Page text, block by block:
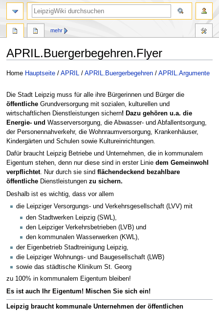
APRIL.Buergerbegehren.Flyer
Zur
springen
Zur
springen
Home Hauptseite/ APRIL / APRIL.Buergerbegehren/ APRIL.Argumente
Die Stadt Leipzig muss für alle ihre Bürgerinnen und Bürger die
öffentlicheGrundversorgung mit sozialen, kulturellen und
wirtschaftlichen Dienstleistungen sichern! Dazu gehören u.a. die
Energie- und Wasserversorgung, die Abwasser- und Abfallentsorgung,
der Personennahverkehr, die Wohnraumversorgung, Krankenhäuser,
Kindergärten und Schulen sowie Kultureinrichtungen.
Dafür braucht Leipzig Betriebe und Unternehmen, die in kommunalem
Eigentum stehen, denn nur diese sind in erster Linie dem Gemeinwohl
verpflichtet. Nur durch sie sind flächendeckend bezahlbare
öffentlicheDienstleistungenzu sichern.
Deshalb ist es wichtig, dass vor allem
die Leipziger Versorgungs- und Verkehrsgesellschaft (LVV) mit
den Stadtwerken Leipzig (SWL),
den Leipziger Verkehrsbetrieben (LVB) und
den kommunalen Wasserwerken (KWL),
der Eigenbetrieb Stadtreinigung Leipzig,
die Leipziger Wohnungs- und Baugesellschaft (LWB)
sowie das städtische Klinikum St. Georg
zu 100% in kommunalem Eigentum bleiben!
Es ist auch Ihr Eigentum! Mischen Sie sich ein!
Leipzig braucht kommunale Unternehmen der öffentlichen
mehr